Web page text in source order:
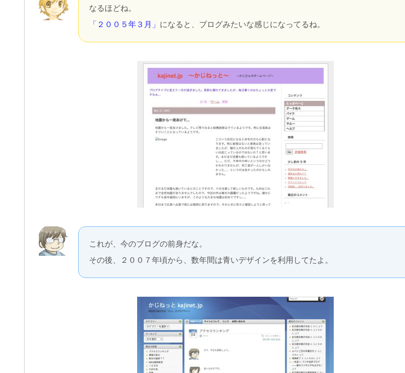
なるほどね。
「２００５年３月」 になると、ブログみたいな感じになってるね。
これが、今のブログの前身だな。
その後、２００７年頃から、数年間は青いデザインを利用してたよ。